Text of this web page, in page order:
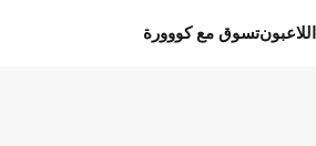
اللاعبونتسوق مع كووورة